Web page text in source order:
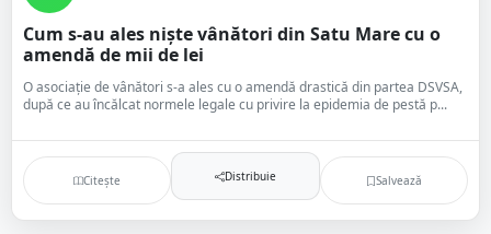
Cum s-au ales niște vânători din Satu Mare cu o
amendă de mii de lei
O asociație de vânători s-a ales cu o amendă drastică din partea DSVSA,
după ce au încălcat normele legale cu privire la epidemia de pestă p...
Citește Distribuie Salvează